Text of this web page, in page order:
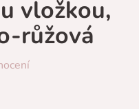
vložkou,
růžová